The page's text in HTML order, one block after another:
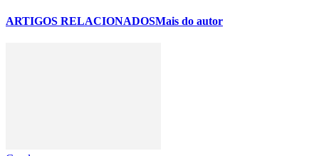
ARTIGOS RELACIONADOSMais do autor